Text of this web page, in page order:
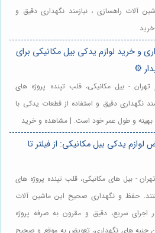
آلات راهسازی ، نیازمند نگهداری دقیق و
و خرید لوازم یدکی بیل مکانیکی برای
⚙️
- بیل مکانیکی، قلب تپنده پروژه های
نگهداری دقیق و استفاده از قطعات یدکی با
بهینه و طول عمر خود است. | مشاهده و خرید
یدکی بیل مکانیکی: از فیلتر تا
- بیل های مکانیکی، قلب تپنده پروژه های
حفظ و نگهداری صحیح این ماشین آلات
اجرای سریع، دقیق و مقرون به صرفه پروژه
جنبه های نگهداری، تعویض به موقع و صحیح